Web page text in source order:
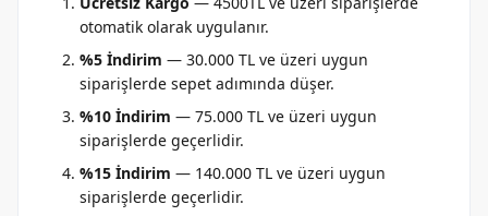
otomatik olarak uygulanır.
%5 İndirim — 30.000 TL ve üzeri uygun
siparişlerde sepet adımında düşer.
%10 İndirim — 75.000 TL ve üzeri uygun
siparişlerde geçerlidir.
%15 İndirim — 140.000 TL ve üzeri uygun
siparişlerde geçerlidir.